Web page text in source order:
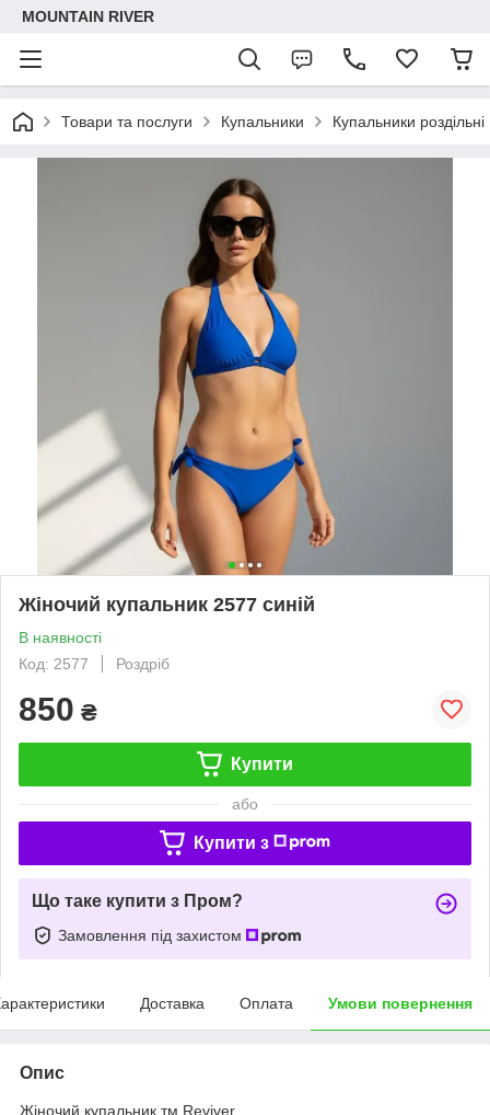
MOUNTAIN RIVER
Товари та послуги Купальники Купальники роздільні
Жіночий купальник 2577 синій
В наявності
Код: 2577
Роздріб
850 ₴
Купити
або
Купити з
Що таке купити з Пром?
Замовлення під захистом
Доставка Оплата Умови повернення
Опис
Жіночий купальник тм Reviver